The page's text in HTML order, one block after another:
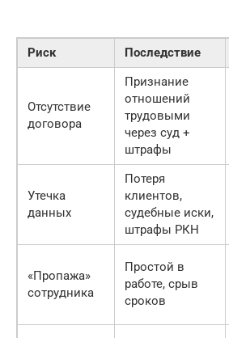
Риск Последствие
Отсутствие
договора
Признание
отношений
трудовыми
через суд +
штрафы
Утечка
данных
Потеря
клиентов,
судебные иски,
штрафы РКН
«Пропажа»
сотрудника
Простой в
работе, срыв
сроков